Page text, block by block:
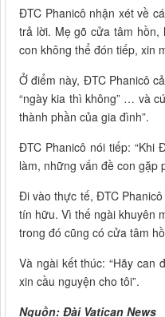
ĐTC Phanicô nhận xét về
trả lời. Mẹ gõ cửa tâm hồn,
con không thể đón tiếp, xin
Ở điểm này, ĐTC Phanicô
“ngày kia thì không” … và
thành phần của gia đình”.
ĐTC Phanicô nói tiếp: “Khi
làm, những vấn đề con
Đi vào thực tế, ĐTC
tín hữu. Vì thế ngài khuyên
trong đó cũng có cửa tâm
Và ngài kết thúc: “Hãy can
xin cầu nguyện cho tôi”.
Nguồn: Đài Vatican News